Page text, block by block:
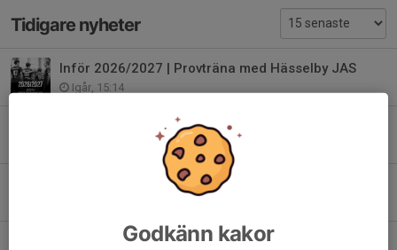
Tidigare nyheter
Inför 2026/2027 | Provträna med Hässelby JAS
Igår, 15:14
Juniorallsvenskan 26/27 | Elvin Rosberg
Juniorallsvenskan 26/27 | Marcus Junbrink
Juniorallsvenskan 26/27 | Benjamin Markenbjörk
Godkänn kakor